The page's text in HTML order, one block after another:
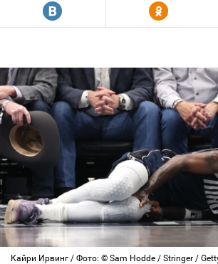
R Y
Кайри Ирвинг / Фото: © Sam Hodde / Stringer /